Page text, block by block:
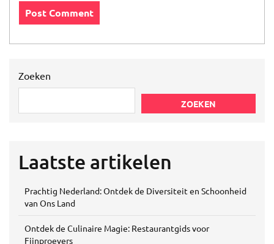
Zoeken
ZOEKEN
Laatste artikelen
Prachtig Nederland: Ontdek de Diversiteit en Schoonheid
van Ons Land
Ontdek de Culinaire Magie: Restaurantgids voor
Fijnproevers